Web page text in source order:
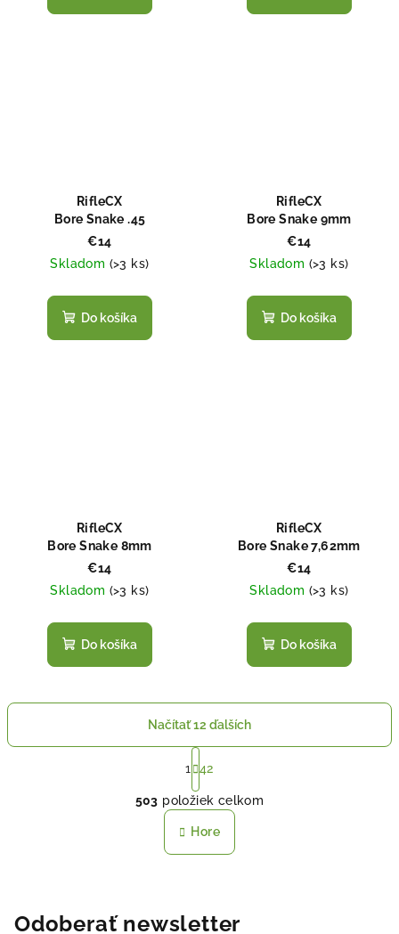
Bore Snake .45
RifleCX
€14
Skladom (>3 ks)
Do košíka
Bore Snake 9mm
RifleCX
€14
Skladom (>3 ks)
Do košíka
Bore Snake 8mm
RifleCX
€14
Skladom (>3 ks)
Do košíka
Bore Snake 7,62mm
RifleCX
€14
Skladom (>3 ks)
Do košíka
O
v
l
Načítať 12 ďalších
S
t
r
á
n
k
o
i
1 42
503 položiek celkom
Hore
Odoberať newsletter